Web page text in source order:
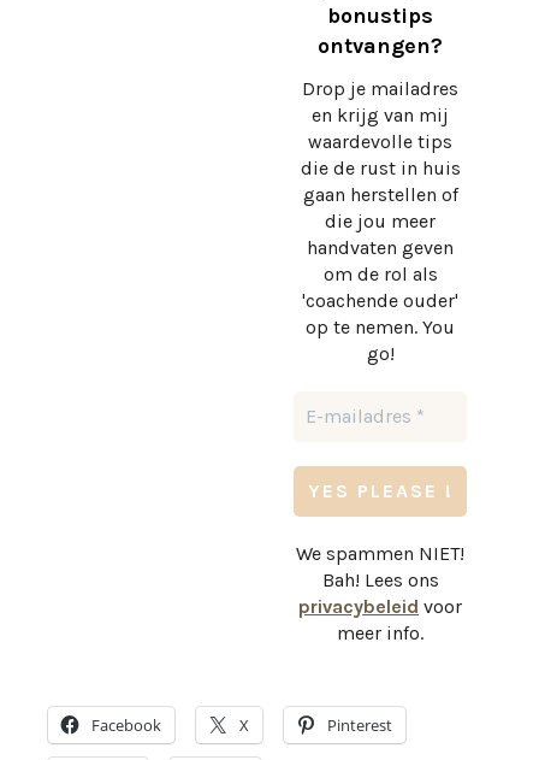
bonustips
ontvangen?
Drop je mailadres
en krijg van mij
waardevolle tips
die de rust in huis
gaan herstellen of
die jou meer
handvaten geven
om de rol als
'coachende ouder'
op te nemen. You
go!
We spammen NIET!
Bah! Lees ons
privacybeleid voor
meer info.
Facebook X Pinterest